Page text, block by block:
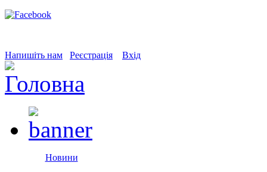
Напишіть нам Реєстрація Вхід
Новини